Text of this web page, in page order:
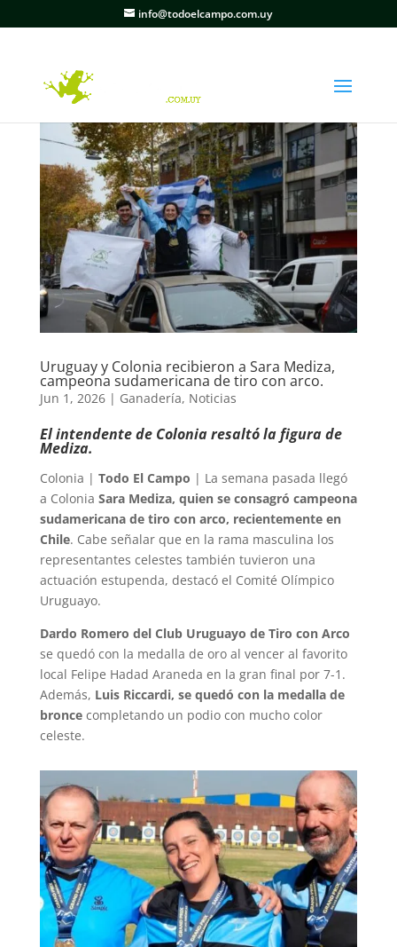
info@todoelcampo.com.uy
Uruguay y Colonia recibieron a Sara Mediza,
campeona sudamericana de tiro con arco.
Jun 1, 2026| Ganadería, Noticias
El intendente de Colonia resaltó la figura de
Mediza.
Colonia | Todo El Campo | La semana pasada llegó
a Colonia Sara Mediza, quien se consagró campeona
sudamericana de tiro con arco, recientemente en
Chile. Cabe señalar que en la rama masculina los
representantes celestes también tuvieron una
actuación estupenda, destacó el Comité Olímpico
Uruguayo.
Dardo Romero del Club Uruguayo de Tiro con Arco
se quedó con la medalla de oro al vencer al favorito
local Felipe Hadad Araneda en la gran final por 7-1.
Además, Luis Riccardi, se quedó con la medalla de
broncecompletando un podio con mucho color
celeste.